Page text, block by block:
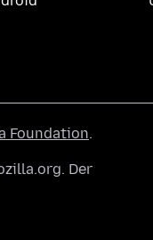
Foundation.
Der